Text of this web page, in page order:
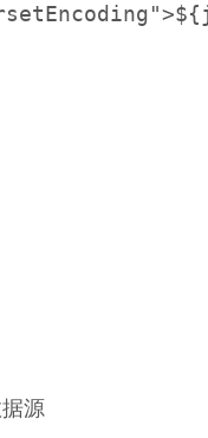
源